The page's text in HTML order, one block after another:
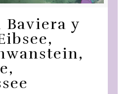
Baviera y